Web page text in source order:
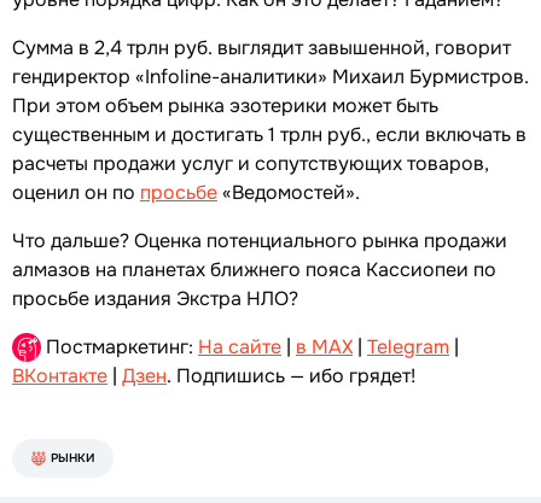
Сумма в 2,4 трлн руб. выглядит завышенной, говорит
гендиректор «Infoline-аналитики» Михаил Бурмистров.
При этом объем рынка эзотерики может быть
существенным и достигать 1 трлн руб., если включать в
расчеты продажи услуг и сопутствующих товаров,
оценил он по просьбе«Ведомостей».
Что дальше? Оценка потенциального рынка продажи
алмазов на планетах ближнего пояса Кассиопеи по
просьбе издания Экстра НЛО?
Постмаркетинг: На сайте | в MAX | Telegram |
ВКонтакте | Дзен. Подпишись — ибо грядет!
РЫНКИ